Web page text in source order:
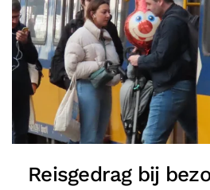
Reisgedrag bij